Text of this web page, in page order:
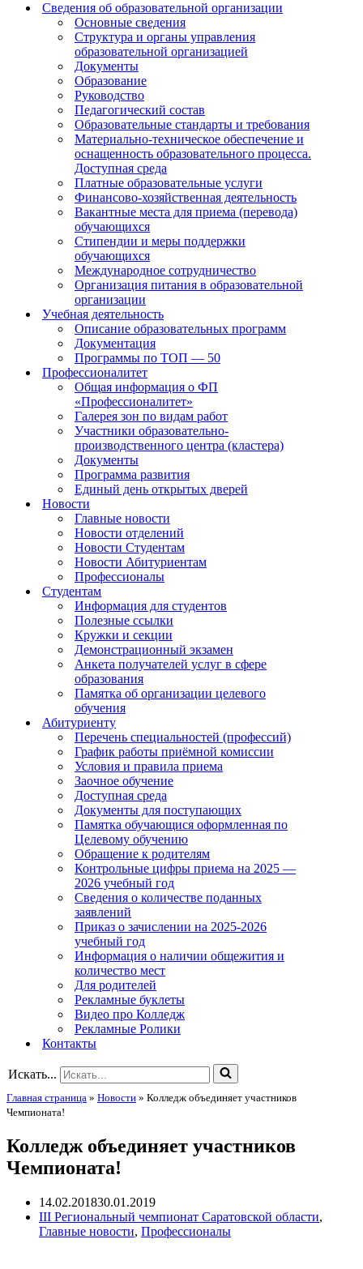
Сведения об образовательной организации
Основные сведения
Структура и органы управления
образовательной организацией
Документы
Образование
Руководство
Педагогический состав
Образовательные стандарты и требования
Материально-техническое обеспечение и
оснащенность образовательного процесса.
Доступная среда
Платные образовательные услуги
Финансово-хозяйственная деятельность
Вакантные места для приема (перевода)
обучающихся
Стипендии и меры поддержки
обучающихся
Международное сотрудничество
Организация питания в образовательной
организации
Учебная деятельность
Описание образовательных программ
Документация
Программы по ТОП — 50
Профессионалитет
Общая информация о ФП
«Профессионалитет»
Галерея зон по видам работ
Участники образовательно-
производственного центра (кластера)
Документы
Программа развития
Единый день открытых дверей
Новости
Главные новости
Новости отделений
Новости Студентам
Новости Абитуриентам
Профессионалы
Студентам
Информация для студентов
Полезные ссылки
Кружки и секции
Демонстрационный экзамен
Анкета получателей услуг в сфере
образования
Памятка об организации целевого
обучения
Абитуриенту
Перечень специальностей (профессий)
График работы приёмной комиссии
Условия и правила приема
Заочное обучение
Доступная среда
Документы для поступающих
Памятка обучающися оформленная по
Целевому обучению
Обращение к родителям
Контрольные цифры приема на 2025 —
2026 учебный год
Сведения о количестве поданных
заявлений
Приказ о зачислении на 2025-2026
учебный год
Информация о наличии общежития и
количество мест
Для родителей
Рекламные буклеты
Видео про Колледж
Рекламные Ролики
Контакты
Искать...
Главная страница » Новости » Колледж объединяет участников
Чемпионата!
Колледж объединяет участников
Чемпионата!
14.02.201830.01.2019
III Региональный чемпионат Саратовской области,
Главные новости, Профессионалы